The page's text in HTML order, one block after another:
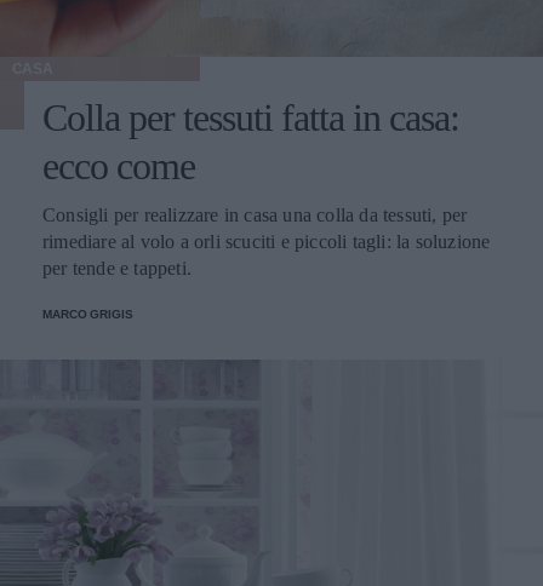
Colla per tessuti fatta in casa:
ecco come
Consigli per realizzare in casa una colla da tessuti, per
rimediare al volo a orli scuciti e piccoli tagli: la soluzione
per tende e tappeti.
MARCO GRIGIS